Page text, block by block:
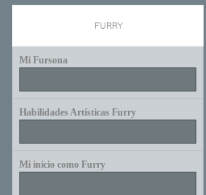
FURRY
Mi Fursona
Habilidades Artísticas Furry
Mi inicio como Furry